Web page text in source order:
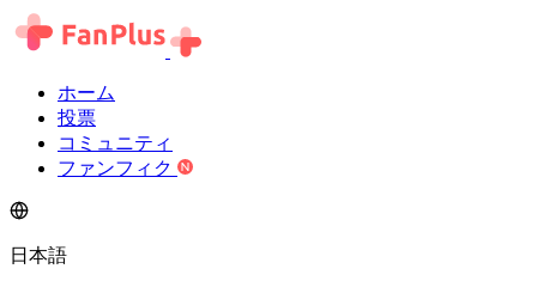
ホーム
投票
コミュニティ
ファンフィク
日本語